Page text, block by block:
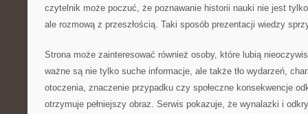
czytelnik może poczuć, że poznawanie historii nauki nie jest
ale rozmową z przeszłością. Taki sposób prezentacji wiedzy
Strona może zainteresować również osoby, które lubią
ważne są nie tylko suche informacje, ale także tło wydarzeń,
otoczenia, znaczenie przypadku czy społeczne konsekwencje
otrzymuje pełniejszy obraz. Serwis pokazuje, że wynalazki i